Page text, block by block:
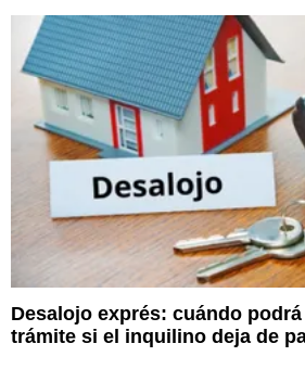
Desalojo exprés: cuándo podrá
trámite si el inquilino deja de